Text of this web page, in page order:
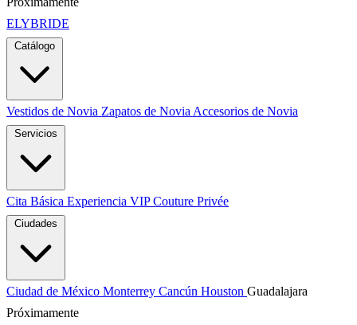
ELYBRIDE
Catálogo
Vestidos de Novia Zapatos de Novia Accesorios de Novia
Servicios
Cita Básica Experiencia VIPCouture Privée
Ciudades
Ciudad de México Monterrey Cancún Houston Guadalajara
Próximamente